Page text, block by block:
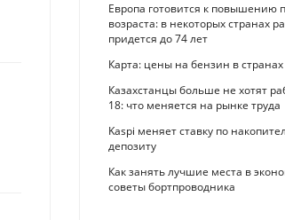
Европа готовится к повышению
возраста: в некоторых странах
придется до 74 лет
Карта: цены на бензин в
Казахстанцы больше не хотят
18: что меняется на рынке труда
Kaspi меняет ставку по
депозиту
Как занять лучшие места в
советы бортпроводника